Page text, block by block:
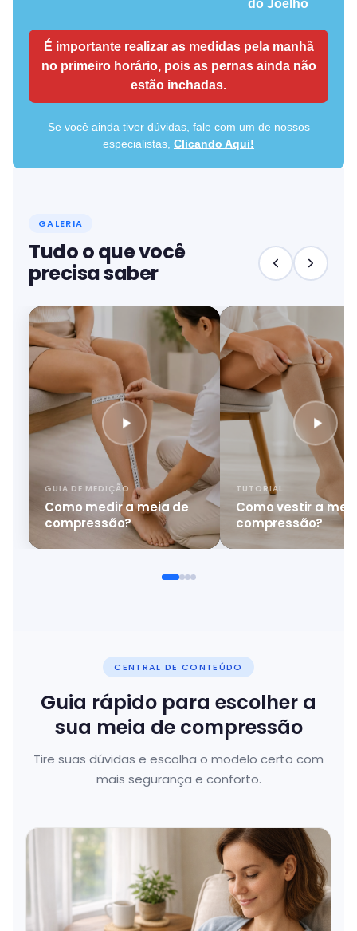
do Joelho
É importante realizar as medidas pela manhã
no primeiro horário, pois as pernas ainda não
estão inchadas.
Se você ainda tiver dúvidas, fale com um de nossos
especialistas, Clicando Aqui!
GALERIA
Tudo o que você
precisa saber
GUIA DE MEDIÇÃO
Como medir a meia de
compressão?
TUTORIAL
Como vestir a
compressão?
CENTRAL DE CONTEÚDO
Guia rápido para escolher a
sua meia de compressão
Tire suas dúvidas e escolha o modelo certo com
mais segurança e conforto.